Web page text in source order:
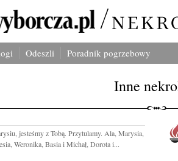
Odeszli Poradnik pogrzebowy
Inne
jesteśmy z Tobą. Przytulamy. Ala, Marysia,
Weronika, Basia i Michał, Dorota i...